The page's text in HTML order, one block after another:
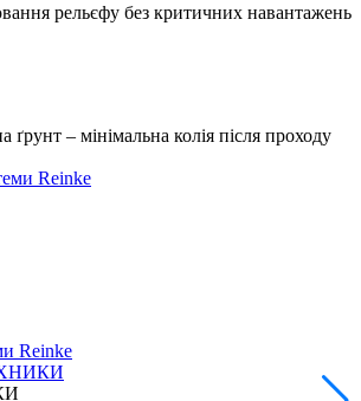
рельєфу без критичних навантажень
ґрунт – мінімальна колія після проходу
Reinke